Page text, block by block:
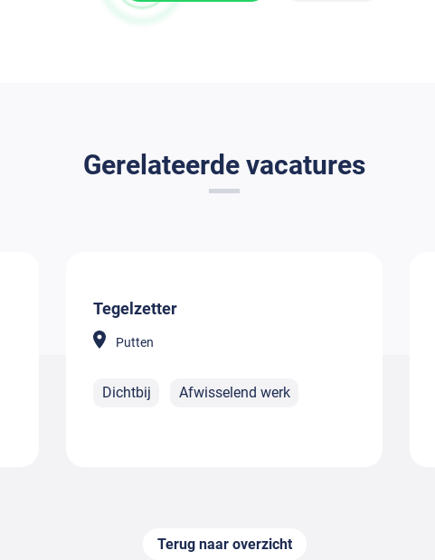
Gerelateerde vacatures
Tegelzetter
Putten
Dichtbij Afwisselend werk
Terug naar overzicht